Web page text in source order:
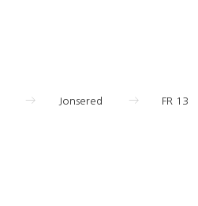
Jonsered FR 13